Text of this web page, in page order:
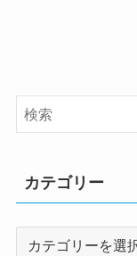
カテゴリー